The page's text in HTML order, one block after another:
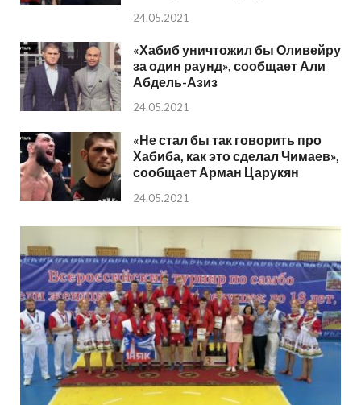
24.05.2021
«Хабиб уничтожил бы Оливейру
за один раунд», сообщает Али
Абдель-Азиз
24.05.2021
«Не стал бы так говорить про
Хабиба, как это сделал Чимаев»,
сообщает Арман Царукян
24.05.2021